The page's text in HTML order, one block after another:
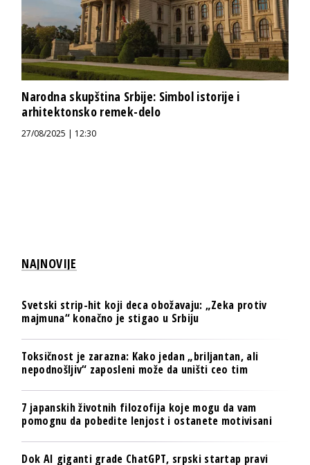
Narodna skupština Srbije: Simbol istorije i
arhitektonsko remek-delo
27/08/2025 | 12:30
NAJNOVIJE
Svetski strip-hit koji deca obožavaju: „Zeka protiv
majmuna“ konačno je stigao u Srbiju
Toksičnost je zarazna: Kako jedan „briljantan, ali
nepodnošljiv“ zaposleni može da uništi ceo tim
7 japanskih životnih filozofija koje mogu da vam
pomognu da pobedite lenjost i ostanete motivisani
Dok AI giganti grade ChatGPT, srpski startap pravi